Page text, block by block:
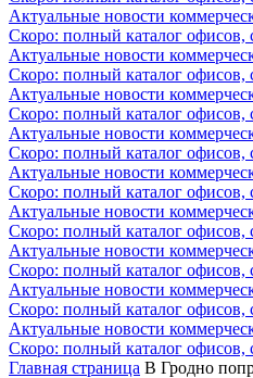
Актуальные новости
Скоро: полный каталог офисов,
Актуальные новости
Скоро: полный каталог офисов,
Актуальные новости
Скоро: полный каталог офисов,
Актуальные новости
Скоро: полный каталог офисов,
Актуальные новости
Скоро: полный каталог офисов,
Актуальные новости
Скоро: полный каталог офисов,
Актуальные новости
Скоро: полный каталог офисов,
Актуальные новости
Скоро: полный каталог офисов,
Актуальные новости
Скоро: полный каталог офисов,
Главная страница В Гродно